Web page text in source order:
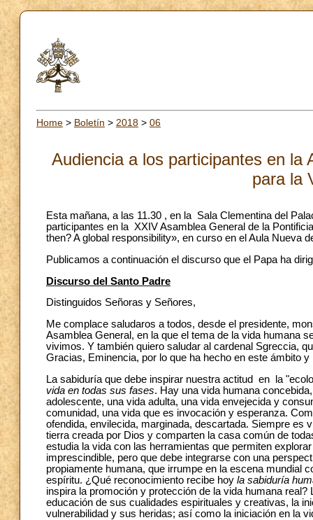
Home > Boletín > 2018 > 06
Audiencia a los participantes en la
para la
Esta mañana, a las 11.30 , en la Sala Clementina del
participantes en la XXIV Asamblea General de la
then? A global responsibility», en curso en el Aula Nueva
Publicamos a continuación el discurso que el Papa ha
Discurso del Santo Padre
Distinguidos Señoras y Señores,
Me complace saludaros a todos, desde el presidente,
Asamblea General, en la que el tema de la vida humana
vivimos. Y también quiero saludar al cardenal Sgreccia,
Gracias, Eminencia, por lo que ha hecho en este ámbito
La sabiduría que debe inspirar nuestra actitud en la
vida en todas sus fases. Hay una vida humana
adolescente, una vida adulta, una vida envejecida y
comunidad, una vida que es invocación y esperanza.
ofendida, envilecida, marginada, descartada. Siempre es
tierra creada por Dios y comparten la casa común de
estudia la vida con las herramientas que permiten
imprescindible, pero que debe integrarse con una
propiamente humana, que irrumpe en la escena mundial
espíritu. ¿Qué reconocimiento recibe hoy la sabiduría
inspira la promoción y protección de la vida humana
educación de sus cualidades espirituales y creativas, la
vulnerabilidad y sus heridas; así como la iniciación en la